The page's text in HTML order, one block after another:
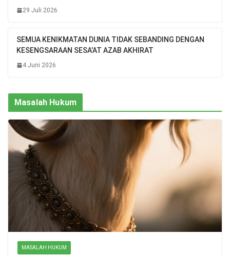
29 Juli 2026
SEMUA KENIKMATAN DUNIA TIDAK SEBANDING DENGAN
KESENGSARAAN SESA’AT AZAB AKHIRAT
4 Juni 2026
Masalah Hukum
MASALAH HUKUM